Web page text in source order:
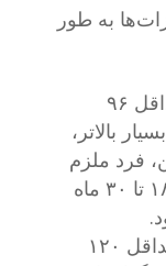
به طور
حداقل ۹۶
بالاتر،
همچنین، فرد ملزم
به شرکت در برنامه DUI به مدت ۱۸ تا ۳۰ ماه
حداقل ۱۲۰